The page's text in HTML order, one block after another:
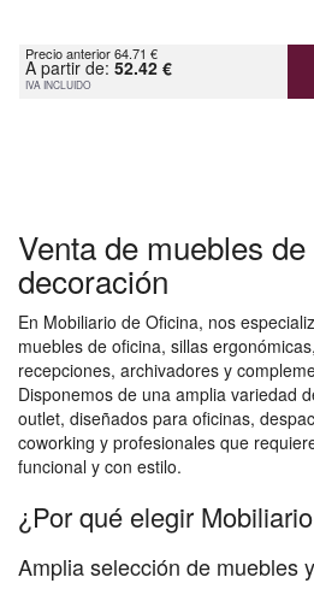
Precio anterior 64.71 €
A partir de: 52.42 €
IVA INCLUIDO
Venta de muebles
decoración
En Mobiliario de Oficina, nos
muebles de oficina, sillas
recepciones, archivadores y
Disponemos de una amplia variedad
outlet, diseñados para oficinas,
coworking y profesionales que
funcional y con estilo.
¿Por qué elegir
Amplia selección de muebles